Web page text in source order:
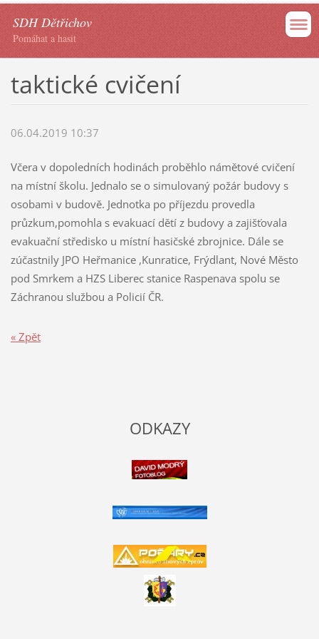
SDH Dětřichov
Pomáhat a hasit
taktické cvičení
06.04.2019 10:37
Včera v dopoledních hodinách proběhlo námětové cvičení
na místní školu. Jednalo se o simulovaný požár budovy s
osobami v budově. Jednotka po příjezdu provedla
průzkum,pomohla s evakuací dětí z budovy a zajišťovala
evakuační středisko u místní hasičské zbrojnice. Dále se
zúčastnily JPO Heřmanice ,Kunratice, Frýdlant, Nové Město
pod Smrkem a HZS Liberec stanice Raspenava spolu se
Záchranou službou a Policií ČR.
« Zpět
ODKAZY